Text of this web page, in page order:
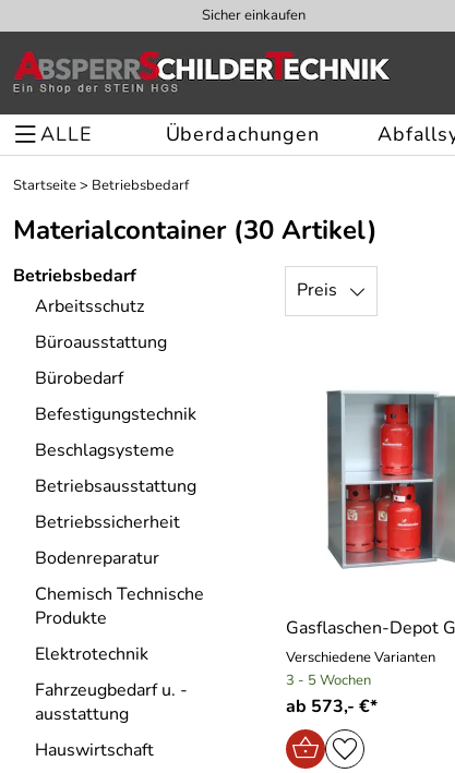
Sicher einkaufen
ALLE Überdachungen
Startseite> Betriebsbedarf
Materialcontainer(30 Artikel)
Betriebsbedarf
Arbeitsschutz
Büroausstattung
Bürobedarf
Befestigungstechnik
Beschlagsysteme
Betriebsausstattung
Betriebssicherheit
Bodenreparatur
Chemisch Technische
Produkte
Elektrotechnik
Fahrzeugbedarf u. -
ausstattung
Hauswirtschaft
Preis
Gasflaschen-Depot
Verschiedene Varianten
3 - 5 Wochen
ab 573,- €*